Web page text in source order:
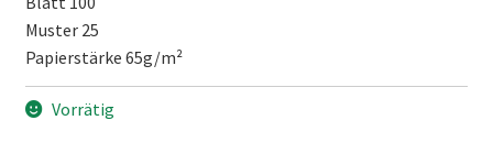
Muster 25
Papierstärke 65g/m²
Vorrätig